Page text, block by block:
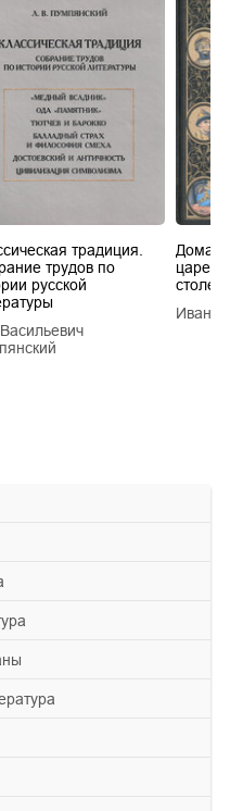
традиция.
трудов по
русской
царей
Иван